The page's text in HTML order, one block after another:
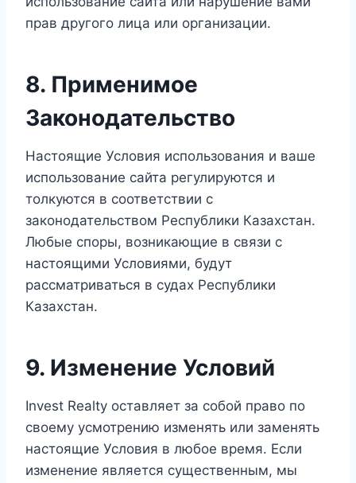
прав другого лица или организации.
8. Применимое
Законодательство
Настоящие Условия использования и ваше
использование сайта регулируются и
толкуются в соответствии с
законодательством Республики Казахстан.
Любые споры, возникающие в связи с
настоящими Условиями, будут
рассматриваться в судах Республики
Казахстан.
9. Изменение Условий
Invest Realty оставляет за собой право по
своему усмотрению изменять или заменять
настоящие Условия в любое время. Если
изменение является существенным, мы